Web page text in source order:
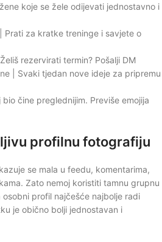
koje se žele odijevati jednostavno i
Prati za kratke treninge i savjete o
rezervirati termin? Pošalji DM
| Svaki tjedan nove ideje za pripremu
čine preglednijim. Previše emojija
profilnu fotografiju
se mala u feedu, komentarima,
Zato nemoj koristiti tamnu grupnu
profil najčešće najbolje radi
je obično bolji jednostavan i